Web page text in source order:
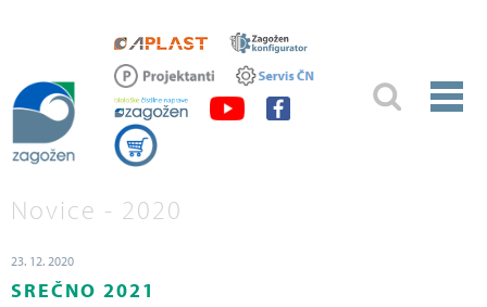
Novice - 2020
23. 12. 2020
SREČNO 2021